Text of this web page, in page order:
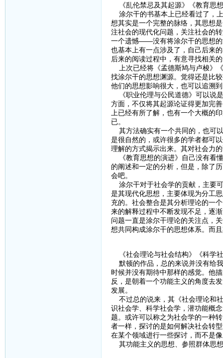
《乱伦禁忌及其起源》《教育思
涂尔干的书基本上已经看过了，
想其实是一个完整的脉络，其思想
注社会的现代化问题，关注社会的
一个遗憾——没有将涂尔干的思想的
也基本上有一点涉及了，自己后来
后来的阅读过程中，有意寻找相关
上次已经将《孟德斯鸠与卢梭》
找涂尔干的思想渊源。觉得还是比
他们的思想影响很大，也可以追溯
《职业伦理与公民道德》可以说
方面，不仅将其起源论证得更加完
上已经有所了解，也有一个大概的
已。
其方法确实有一个共同的，也可
是很自然的，或许很多的学者都可
理解的方式揭示出来。其对社会力
《教育思想的演进》自己没有看
的阐述和一定的分析，但是，除了
会吧。
涂尔干对于社会学的贡献，主要
是其现代化思想，主要体现为分工
充的。社会整合是其分析理论的一
来的解释过程中不断发现不足，逐
问题一直是涂尔干理论的关注点，
想共同构成涂尔干的思想体系。而
《社会理论与社会结构》《科学
默顿的作品，总的来说并没有给
时候并没有期待中那样的感觉。他
反，是朝着一个功能主义的角度去
发展。
不过总的说来，其《社会理论和
识社会学、科学社会学，潜功能概
题。或许可以称之为社会学的一种
者一样，探讨的是如何解决社会转
在某个领域进行一些探讨，而不是
其功能主义的思想、参照群体思